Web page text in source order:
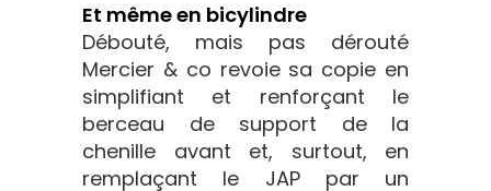
Et même en bicylindre
Débouté, mais pas dérouté
Mercier & co revoie sa copie en
simplifiant et renforçant le
berceau de support de la
chenille avant et, surtout, en
remplaçant le JAP par un